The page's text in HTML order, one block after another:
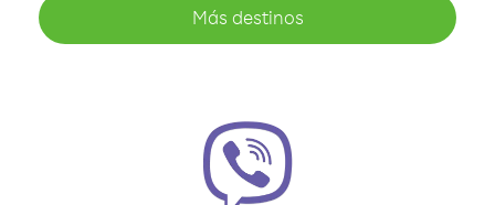
Más destinos